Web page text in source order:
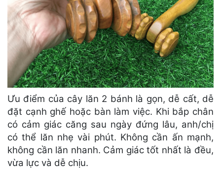
Ưu điểm của cây lăn 2 bánh là gọn, dễ cất, dễ
đặt cạnh ghế hoặc bàn làm việc. Khi bắp chân
có cảm giác căng sau ngày đứng lâu, anh/chị
có thể lăn nhẹ vài phút. Không cần ấn mạnh,
không cần lăn nhanh. Cảm giác tốt nhất là đều,
vừa lực và dễ chịu.